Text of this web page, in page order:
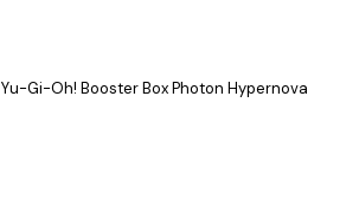
Yu-Gi-Oh! Booster Box Photon Hypernova